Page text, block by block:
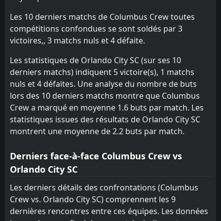
Les 10 derniers matchs de Columbus Crew toutes
compétitions confondues se sont soldés par 3
victoires,, 3 matchs nuls et 4 défaite.
Les statistiques de Orlando City SC (sur ses 10
derniers matchs) indiquent 5 victoire(s), 1 matchs
nuls et 4 défaites. Une analyse du nombre de buts
lors des 10 derniers matchs montre que Columbus
Crew a marqué en moyenne 1.6 buts par match. Les
statistiques issues des résultats de Orlando City SC
montrent une moyenne de 2.2 buts par match.
Derniers face-à-face Columbus Crew vs
Orlando City SC
Les derniers détails des confrontations (Columbus
Crew vs. Orlando City SC) comprennent les 9
dernières rencontres entre ces équipes. Les données